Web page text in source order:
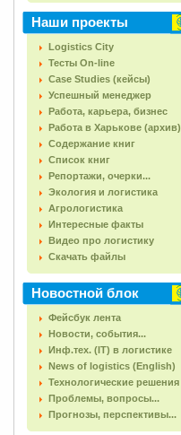
Наши проекты
Logistics City
Тесты On-line
Case Studies (кейсы)
Успешный менеджер
Работа, карьера, бизнес
Работа в Харькове (архив)
Содержание книг
Список книг
Репортажи, очерки...
Экология и логистика
Агрологистика
Интересные факты
Видео про логистику
Скачать файлы
Новостной блок
Фейсбук лента
Новости, события...
Инф.тех. (IT) в логистике
News of logistics (English)
Технологические решения
Проблемы, вопросы...
Прогнозы, перспективы...